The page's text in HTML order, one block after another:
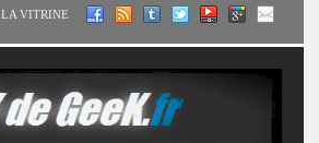
LA VITRINE